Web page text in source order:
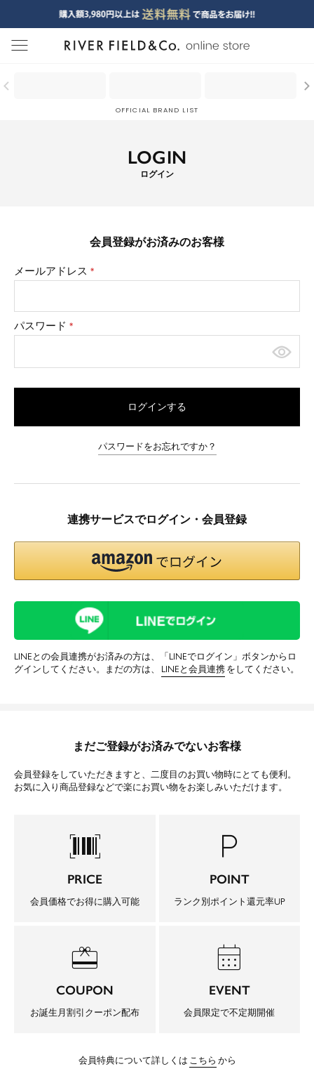
menu
OFFICIAL BRAND LIST
LOGIN
ログイン
会員登録がお済みのお客様
メールアドレス
(必
パスワード
(必
ログインする
パスワードをお忘れですか？
連携サービスでログイン・会員登録
LINEとの会員連携がお済みの方は、「LINEでログイン」ボタンからロ
グインしてください。まだの方は、
LINEと会員連携 をしてください。
まだご登録がお済みでないお客様
会員登録をしていただきますと、二度目のお買い物時にとても便利。
お気に入り商品登録などで楽にお買い物をお楽しみいただけます。
barcode_scanner
PRICE
会員価格でお得に購入可能
local_parking
POINT
ランク別ポイント還元率UP
redeem
COUPON
お誕生月割引クーポン配布
calendar_month
EVENT
会員限定で不定期開催
会員特典について詳しくは こちら から